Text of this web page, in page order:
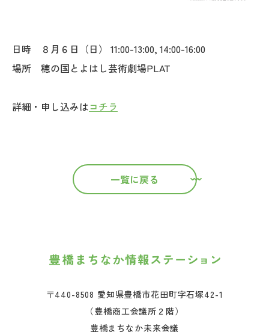
日時 ８月６日（日） 11:00-13:00, 14:00-16:00
場所 穂の国とよはし芸術劇場PLAT
詳細・申し込みはコチラ
一覧に戻る
〒440-8508 愛知県豊橋市花田町字石塚42-1
（豊橋商工会議所２階）
豊橋まちなか未来会議